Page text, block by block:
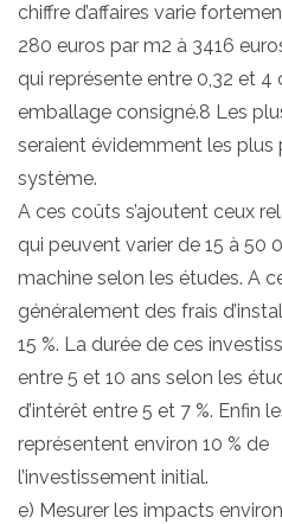
chiffre d’affaires varie
280 euros par m2 à 3416
qui représente entre 0,32 et 4
emballage consigné.8 Les
seraient évidemment les plus
système.
A ces coûts s’ajoutent ceux
qui peuvent varier de 15 à 50
machine selon les études. A
généralement des frais
15 %. La durée de ces
entre 5 et 10 ans selon les
d’intérêt entre 5 et 7 %. Enfin
représentent environ 10 % de
l’investissement initial.
e) Mesurer les impacts